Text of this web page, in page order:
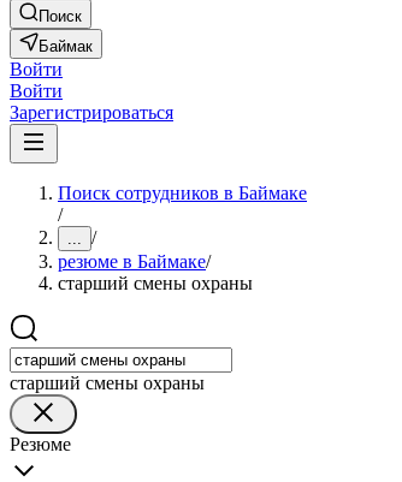
Поиск
Баймак
Войти
Войти
Зарегистрироваться
Поиск сотрудников в Баймаке
/
... /
резюме в Баймаке/
старший смены охраны
старший смены охраны
Резюме